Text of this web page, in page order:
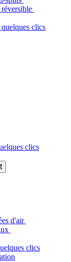
clics
clics
d'air
clics